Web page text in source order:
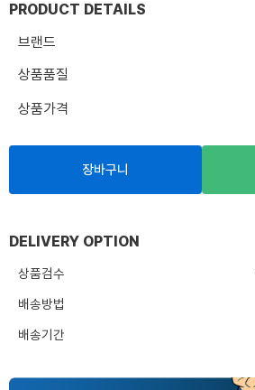
PRODUCT DETAILS
브랜드
상품품질
상품가격
장바구니
DELIVERY OPTION
상품검수
배송방법
배송기간